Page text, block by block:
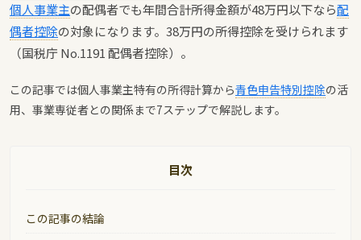
個人事業主の配偶者でも年間合計所得金額が48万円以下なら配
偶者控除の対象になります。38万円の所得控除を受けられます
（国税庁 No.1191 配偶者控除）。
この記事では個人事業主特有の所得計算から青色申告特別控除の活
用、事業専従者との関係まで7ステップで解説します。
目次
この記事の結論